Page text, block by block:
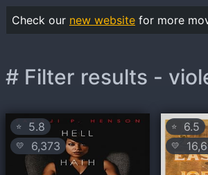
# Filter results -
⭐ 5.8
💛 6,373
⭐ 6.5
💛
Check our new website for more